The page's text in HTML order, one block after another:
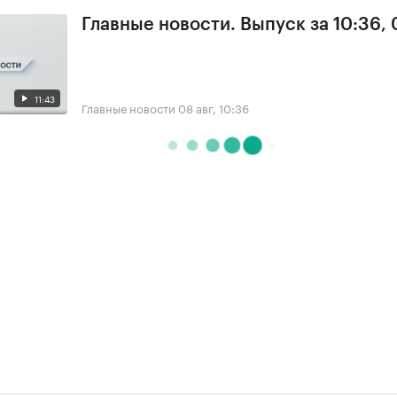
11:43
Главные новости. Выпуск за
Главные новости 08 авг, 10:36